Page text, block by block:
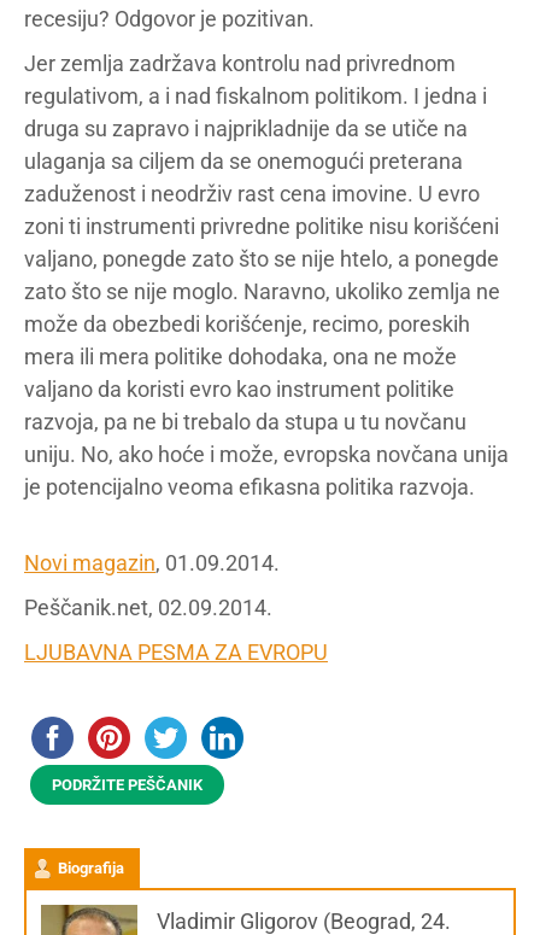
recesiju? Odgovor je pozitivan.
Jer zemlja zadržava kontrolu nad privrednom
regulativom, a i nad fiskalnom politikom. I jedna i
druga su zapravo i najprikladnije da se utiče na
ulaganja sa ciljem da se onemogući preterana
zaduženost i neodrživ rast cena imovine. U evro
zoni ti instrumenti privredne politike nisu korišćeni
valjano, ponegde zato što se nije htelo, a ponegde
zato što se nije moglo. Naravno, ukoliko zemlja ne
može da obezbedi korišćenje, recimo, poreskih
mera ili mera politike dohodaka, ona ne može
valjano da koristi evro kao instrument politike
razvoja, pa ne bi trebalo da stupa u tu novčanu
uniju. No, ako hoće i može, evropska novčana unija
je potencijalno veoma efikasna politika razvoja.
Novi magazin, 01.09.2014.
Peščanik.net, 02.09.2014.
LJUBAVNA PESMA ZA EVROPU
PODRŽITE PEŠČANIK
Biografija
Vladimir Gligorov (Beograd, 24.